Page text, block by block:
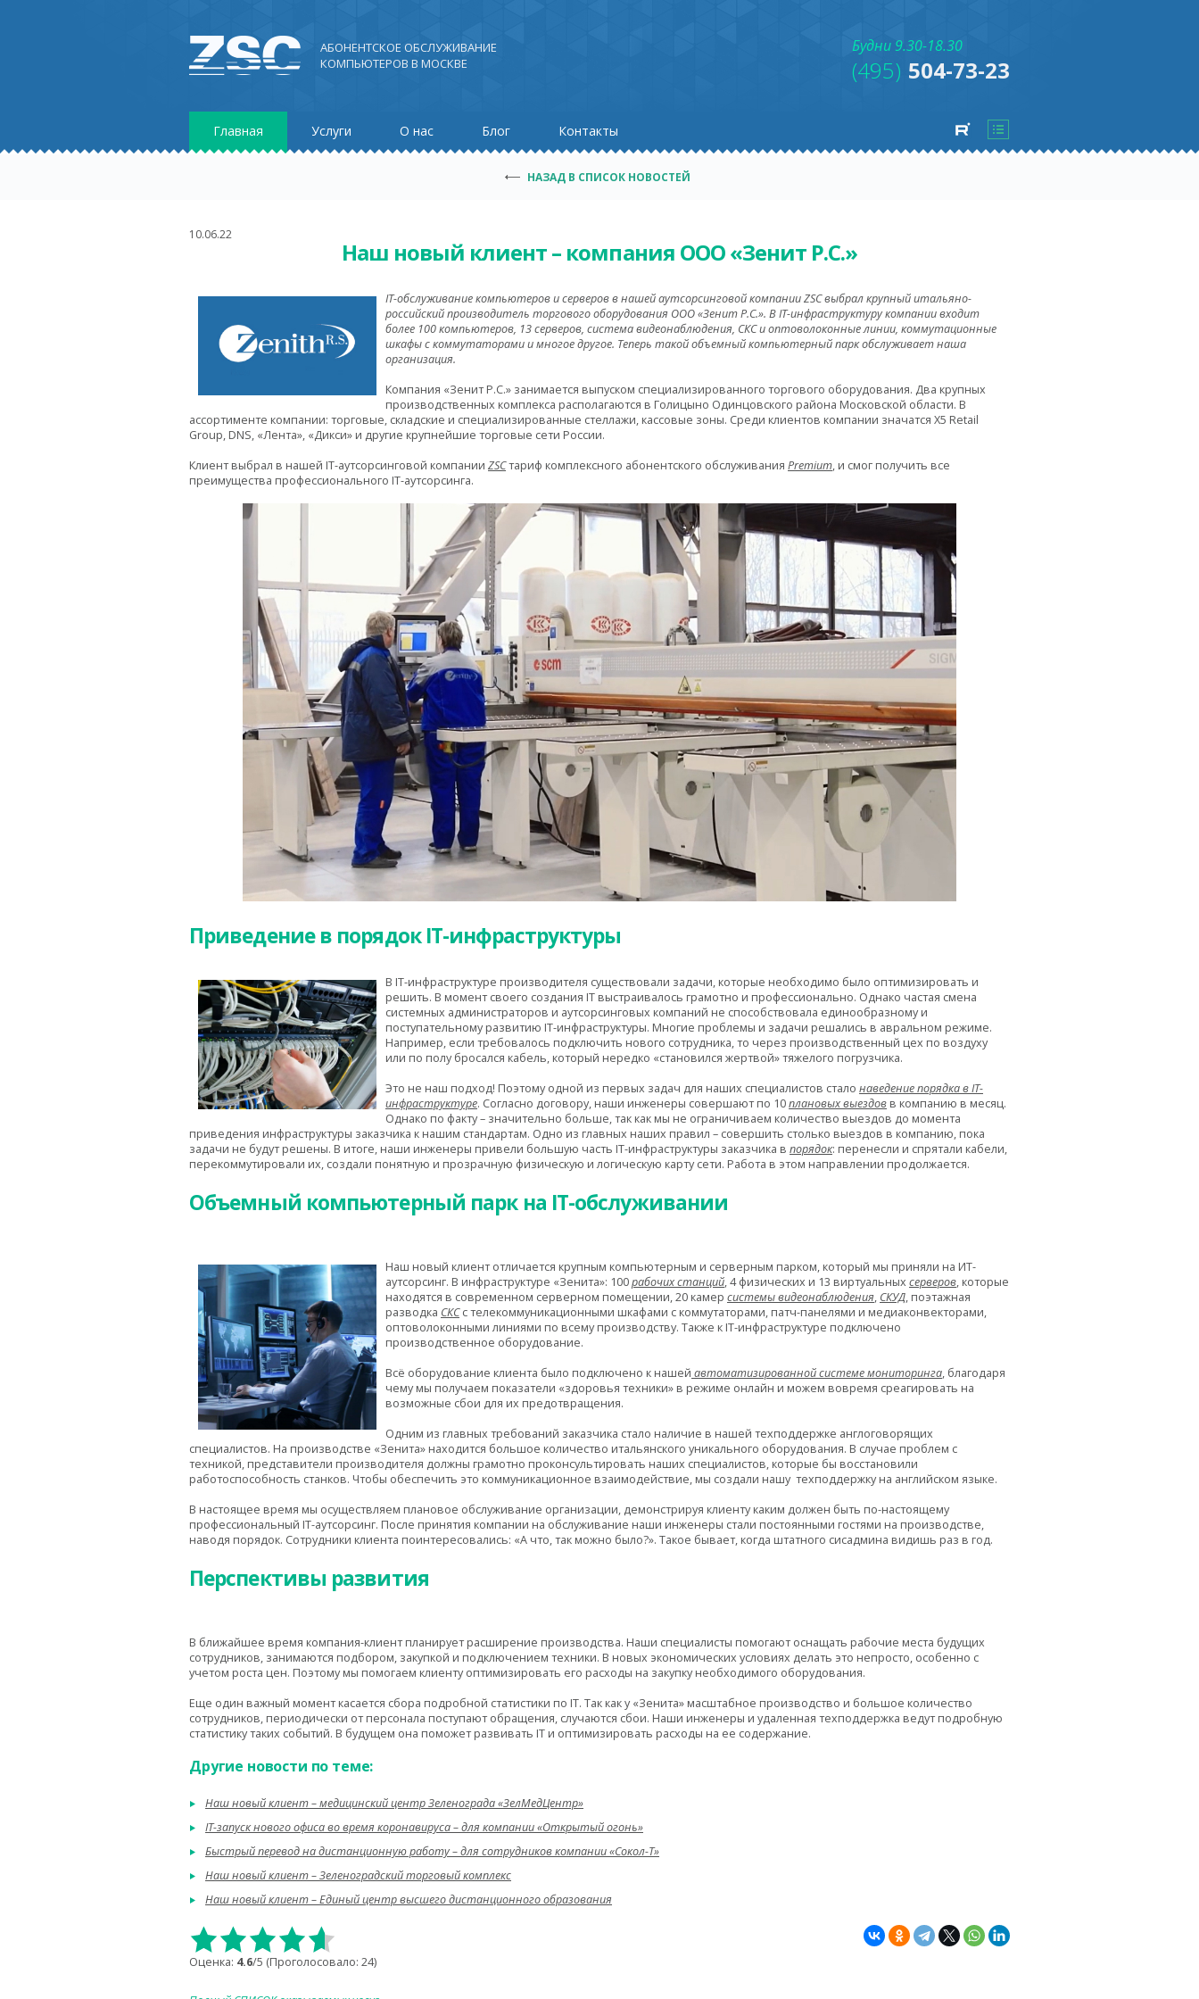
АБОНЕНТСКОЕ ОБСЛУЖИВАНИЕ
КОМПЬЮТЕРОВ В МОСКВЕ
Будни 9.30-18.30
(495) 504-73-23
Главная Услуги О нас Блог Контакты
НАЗАД В СПИСОК НОВОСТЕЙ
10.06.22
Наш новый клиент – компания ООО «Зенит Р.С.»
IT-обслуживание компьютеров и серверов в нашей аутсорсинговой компании ZSC выбрал крупный итальяно-
российский производитель торгового оборудования ООО «Зенит Р.С.». В IT-инфраструктуру компании входит
более 100 компьютеров, 13 серверов, система видеонаблюдения, СКС и оптоволоконные линии, коммутационные
шкафы с коммутаторами и многое другое. Теперь такой объемный компьютерный парк обслуживает наша
организация.
Компания «Зенит Р.С.» занимается выпуском специализированного торгового оборудования. Два крупных
производственных комплекса располагаются в Голицыно Одинцовского района Московской области. В
ассортименте компании: торговые, складские и специализированные стеллажи, кассовые зоны. Среди клиентов компании значатся X5 Retail
Group, DNS, «Лента», «Дикси» и другие крупнейшие торговые сети России.
Клиент выбрал в нашей IT-аутсорсинговой компании ZSCтариф комплексного абонентского обслуживания Premium, и смог получить все
преимущества профессионального IT-аутсорсинга.
Приведение в порядок IT-инфраструктуры
В IT-инфраструктуре производителя существовали задачи, которые необходимо было оптимизировать и
решить. В момент своего создания IT выстраивалось грамотно и профессионально. Однако частая смена
системных администраторов и аутсорсинговых компаний не способствовала единообразному и
поступательному развитию IT-инфраструктуры. Многие проблемы и задачи решались в авральном режиме.
Например, если требовалось подключить нового сотрудника, то через производственный цех по воздуху
или по полу бросался кабель, который нередко «становился жертвой» тяжелого погрузчика.
Это не наш подход! Поэтому одной из первых задач для наших специалистов стало наведение порядка в IT-
инфраструктуре. Согласно договору, наши инженеры совершают по 10плановых выездов в компанию в месяц.
Однако по факту – значительно больше, так как мы не ограничиваем количество выездов до момента
приведения инфраструктуры заказчика к нашим стандартам. Одно из главных наших правил – совершить столько выездов в компанию, пока
задачи не будут решены. В итоге, наши инженеры привели большую часть IT-инфраструктуры заказчика в порядок: перенесли и спрятали кабели,
перекоммутировали их, создали понятную и прозрачную физическую и логическую карту сети. Работа в этом направлении продолжается.
Объемный компьютерный парк на IT-обслуживании
Наш новый клиент отличается крупным компьютерным и серверным парком, который мы приняли на ИТ-
аутсорсинг. В инфраструктуре «Зенита»: 100рабочих станций, 4 физических и 13 виртуальных серверов, которые
находятся в современном серверном помещении, 20 камер системы видеонаблюдения, СКУД, поэтажная
разводка СКСс телекоммуникационными шкафами с коммутаторами, патч-панелями и медиаконвекторами,
оптоволоконными линиями по всему производству. Также к IT-инфраструктуре подключено
производственное оборудование.
Всё оборудование клиента было подключено к нашей автоматизированной системе мониторинга, благодаря
чему мы получаем показатели «здоровья техники» в режиме онлайн и можем вовремя среагировать на
возможные сбои для их предотвращения.
Одним из главных требований заказчика стало наличие в нашей техподдержке англоговорящих
специалистов. На производстве «Зенита» находится большое количество итальянского уникального оборудования. В случае проблем с
техникой, представители производителя должны грамотно проконсультировать наших специалистов, которые бы восстановили
работоспособность станков. Чтобы обеспечить это коммуникационное взаимодействие, мы создали нашу техподдержку на английском языке.
В настоящее время мы осуществляем плановое обслуживание организации, демонстрируя клиенту каким должен быть по-настоящему
профессиональный IT-аутсорсинг. После принятия компании на обслуживание наши инженеры стали постоянными гостями на производстве,
наводя порядок. Сотрудники клиента поинтересовались: «А что, так можно было?». Такое бывает, когда штатного сисадмина видишь раз в год.
Перспективы развития
В ближайшее время компания-клиент планирует расширение производства. Наши специалисты помогают оснащать рабочие места будущих
сотрудников, занимаются подбором, закупкой и подключением техники. В новых экономических условиях делать это непросто, особенно с
учетом роста цен. Поэтому мы помогаем клиенту оптимизировать его расходы на закупку необходимого оборудования.
Еще один важный момент касается сбора подробной статистики по IT. Так как у «Зенита» масштабное производство и большое количество
сотрудников, периодически от персонала поступают обращения, случаются сбои. Наши инженеры и удаленная техподдержка ведут подробную
статистику таких событий. В будущем она поможет развивать IT и оптимизировать расходы на ее содержание.
Другие новости по теме:
Наш новый клиент – медицинский центр Зеленограда «ЗелМедЦентр»
IT-запуск нового офиса во время коронавируса – для компании «Открытый огонь»
Быстрый перевод на дистанционную работу – для сотрудников компании «Сокол-Т»
Наш новый клиент – Зеленоградский торговый комплекс
Наш новый клиент – Единый центр высшего дистанционного образования
Оценка: 4.6/5 (Проголосовало: 24)